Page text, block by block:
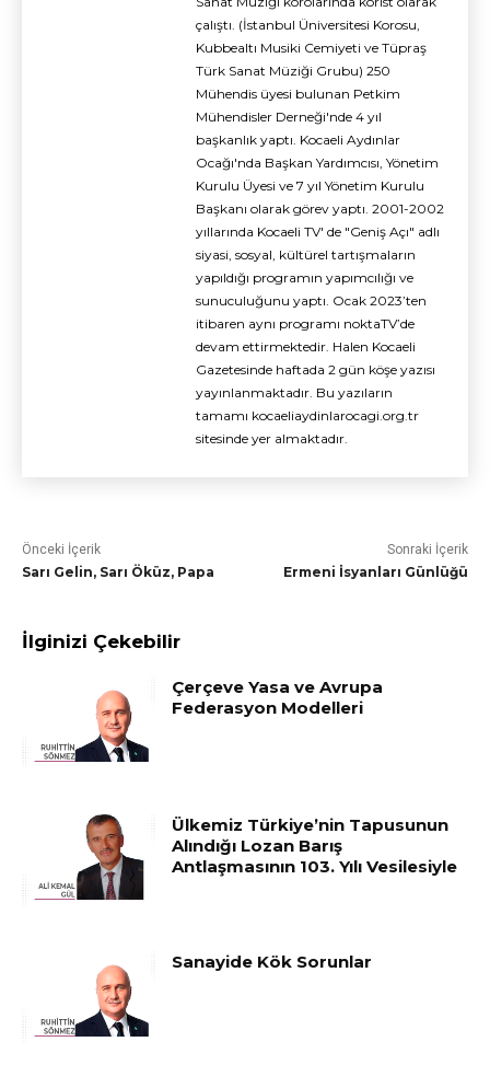
çalıştı. (İstanbul Üniversitesi Korosu,
Kubbealtı Musiki Cemiyeti ve Tüpraş
Türk Sanat Müziği Grubu) 250
Mühendis üyesi bulunan Petkim
Mühendisler Derneği'nde 4 yıl
başkanlık yaptı. Kocaeli Aydınlar
Ocağı'nda Başkan Yardımcısı, Yönetim
Kurulu Üyesi ve 7 yıl Yönetim Kurulu
Başkanı olarak görev yaptı. 2001-2002
yıllarında Kocaeli TV' de "Geniş Açı" adlı
siyasi, sosyal, kültürel tartışmaların
yapıldığı programın yapımcılığı ve
sunuculuğunu yaptı. Ocak 2023’ten
itibaren aynı programı noktaTV’de
devam ettirmektedir. Halen Kocaeli
Gazetesinde haftada 2 gün köşe yazısı
yayınlanmaktadır. Bu yazıların
tamamı kocaeliaydinlarocagi.org.tr
sitesinde yer almaktadır.
Önceki İçerik
Sarı Gelin, Sarı Öküz, Papa
Sonraki İçerik
Ermeni İsyanları Günlüğü
İlginizi Çekebilir
Çerçeve Yasa ve Avrupa
Federasyon Modelleri
Ülkemiz Türkiye’nin Tapusunun
Alındığı Lozan Barış
Antlaşmasının 103. Yılı Vesilesiyle
Sanayide Kök Sorunlar